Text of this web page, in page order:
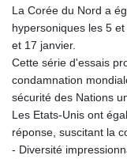
La Corée du Nord a
hypersoniques les 5
et 17 janvier.
Cette série d'essais
condamnation
sécurité des Nations
Les Etats-Unis ont
réponse, suscitant la
- Diversité